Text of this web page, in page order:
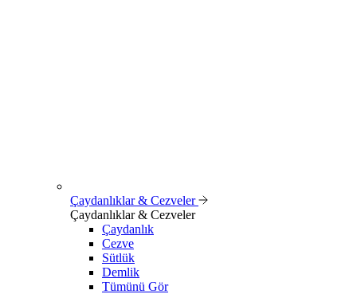
Çaydanlıklar & Cezveler
Çaydanlıklar & Cezveler
Çaydanlık
Cezve
Sütlük
Demlik
Tümünü Gör